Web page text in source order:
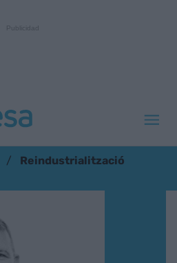
Reindustrialització